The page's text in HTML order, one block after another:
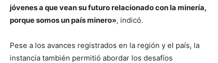
jóvenes a que vean su futuro relacionado con la minería,
porque somos un país minero», indicó.
Pese a los avances registrados en la región y el país, la
instancia también permitió abordar los desafíos